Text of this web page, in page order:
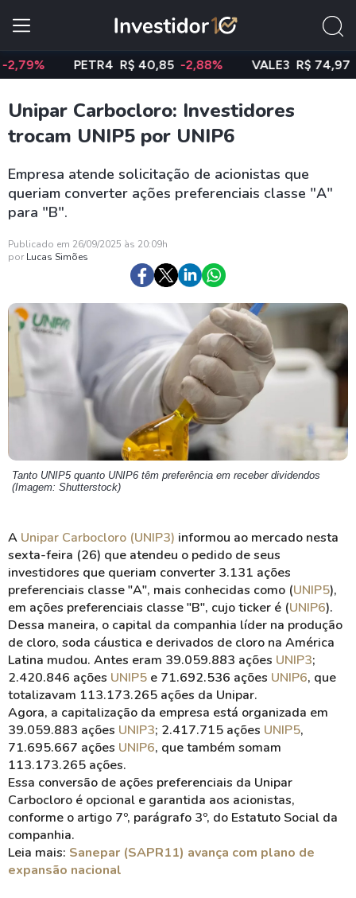
PETR4 R$ 40,85 -2,88% VALE3 R$ 74,97 -
Unipar Carbocloro: Investidores
trocam UNIP5 por UNIP6
Empresa atende solicitação de acionistas que
queriam converter ações preferenciais classe "A"
para "B".
Publicado em 26/09/2025 às 20:09h
por Lucas Simões
Tanto UNIP5 quanto UNIP6 têm preferência em receber dividendos
(Imagem: Shutterstock)
A Unipar Carbocloro (UNIP3) informou ao mercado nesta
sexta-feira (26) que atendeu o pedido de seus
investidores que queriam converter 3.131 ações
preferenciais classe "A", mais conhecidas como (UNIP5),
em ações preferenciais classe "B", cujo ticker é (UNIP6).
Dessa maneira, o capital da companhia líder na produção
de cloro, soda cáustica e derivados de cloro na América
Latina mudou. Antes eram 39.059.883 ações UNIP3;
2.420.846 ações UNIP5 e 71.692.536 ações UNIP6, que
totalizavam 113.173.265 ações da Unipar.
Agora, a capitalização da empresa está organizada em
39.059.883 ações UNIP3; 2.417.715 ações UNIP5,
71.695.667 ações UNIP6, que também somam
113.173.265 ações.
Essa conversão de ações preferenciais da Unipar
Carbocloro é opcional e garantida aos acionistas,
conforme o artigo 7º, parágrafo 3º, do Estatuto Social da
companhia.
Leia mais: Sanepar (SAPR11) avança com plano de
expansão nacional